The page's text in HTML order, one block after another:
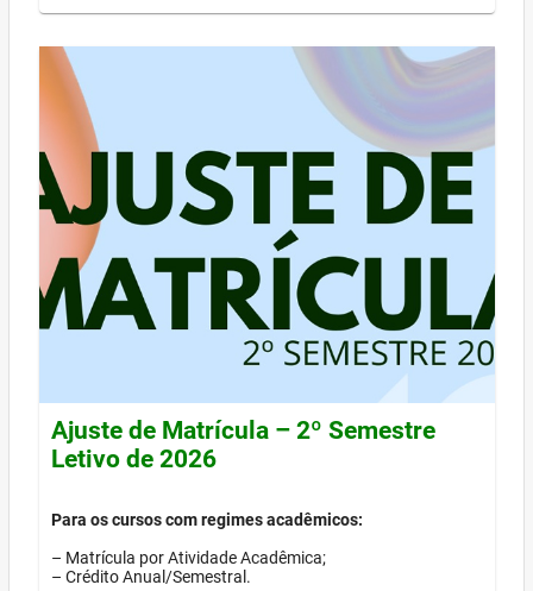
Ajuste de Matrícula – 2º Semestre
Letivo de 2026
Para os cursos com regimes acadêmicos:
– Matrícula por Atividade Acadêmica;
– Crédito Anual/Semestral.